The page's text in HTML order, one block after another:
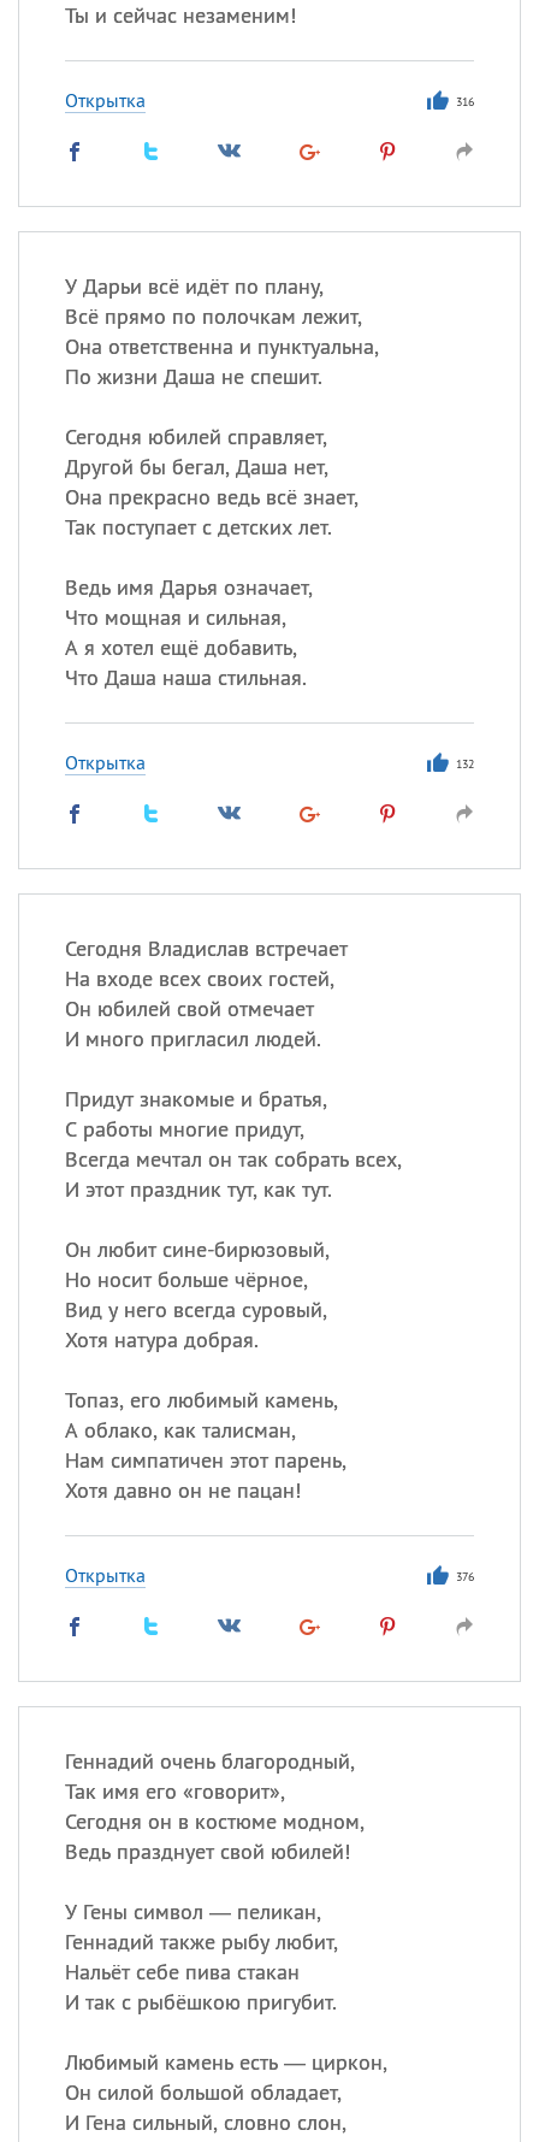
Ты и сейчас незаменим!
Открытка 316
У Дарьи всё идёт по плану,
Всё прямо по полочкам лежит,
Она ответственна и пунктуальна,
По жизни Даша не спешит.
Сегодня юбилей справляет,
Другой бы бегал, Даша нет,
Она прекрасно ведь всё знает,
Так поступает с детских лет.
Ведь имя Дарья означает,
Что мощная и сильная,
А я хотел ещё добавить,
Что Даша наша стильная.
Открытка 132
Сегодня Владислав встречает
На входе всех своих гостей,
Он юбилей свой отмечает
И много пригласил людей.
Придут знакомые и братья,
С работы многие придут,
Всегда мечтал он так собрать всех,
И этот праздник тут, как тут.
Он любит сине-бирюзовый,
Но носит больше чёрное,
Вид у него всегда суровый,
Хотя натура добрая.
Топаз, его любимый камень,
А облако, как талисман,
Нам симпатичен этот парень,
Хотя давно он не пацан!
Открытка 376
Геннадий очень благородный,
Так имя его «говорит»,
Сегодня он в костюме модном,
Ведь празднует свой юбилей!
У Гены символ — пеликан,
Геннадий также рыбу любит,
Нальёт себе пива стакан
И так с рыбёшкою пригубит.
Любимый камень есть — циркон,
Он силой большой обладает,
И Гена сильный, словно слон,